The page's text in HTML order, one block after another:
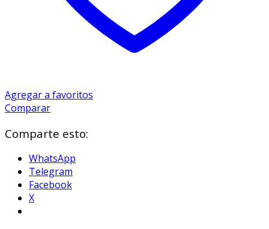
Agregar a favoritos
Comparar
Comparte esto:
WhatsApp
Telegram
Facebook
X